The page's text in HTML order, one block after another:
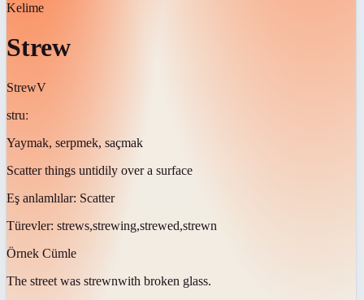
Kelime
Strew
StrewV
struː
Yaymak, serpmek, saçmak
Scatter things untidily over a surface
Eş anlamlılar: Scatter
Türevler: strews,strewing,strewed,strewn
Örnek Cümle
The street was strewnwith broken glass.